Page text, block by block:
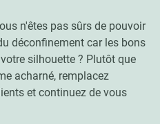
n'êtes pas sûrs de pouvoir
déconfinement car les bons
silhouette ? Plutôt que
acharné, remplacez
et continuez de vous